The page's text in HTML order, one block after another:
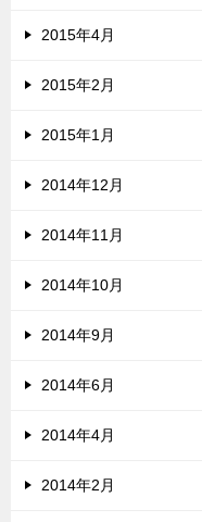
2015年4月
2015年2月
2015年1月
2014年12月
2014年11月
2014年10月
2014年9月
2014年6月
2014年4月
2014年2月